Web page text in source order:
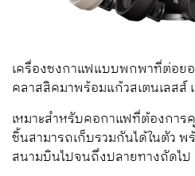
เครื่องชงกาแฟแบบพกพาที่ต่อยอ
คลาสสิคมาพร้อมแก้วสเตนเลส
เหมาะสำหรับคอกาแฟที่ต้องกา
ชิ้นสามารถเก็บรวมกันได้ในตัว
สนามบินไปจนถึงปลายทางถัดไป